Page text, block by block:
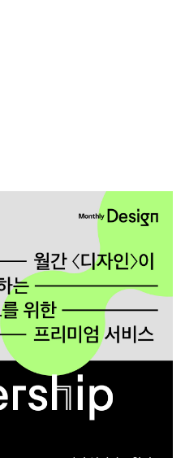
스템으로 치환해 공간의 흐름을
환하는 구조 안에서 기능한다.
하고, 그 과정에서 문화와 상품,
는 도시 문화 플랫폼이 콘텐츠를
확산되는 확장된 공공 공간으로